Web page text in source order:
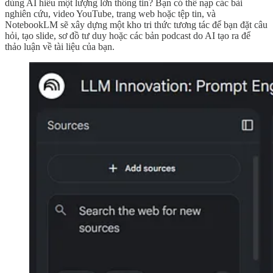
dùng AI hiểu một lượng lớn thông tin? Bạn có thể nạp các bài
nghiên cứu, video YouTube, trang web hoặc tệp tin, và
NotebookLM sẽ xây dựng một kho tri thức tương tác để bạn đặt câu
hỏi, tạo slide, sơ đồ tư duy hoặc các bản podcast do AI tạo ra để
thảo luận về tài liệu của bạn.